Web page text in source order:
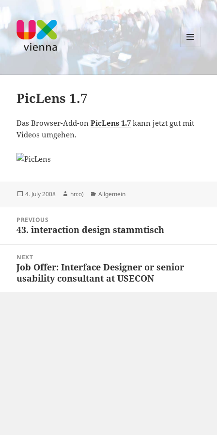
UXvienna
PicLens 1.7
Das Browser-Add-onPicLens 1.7 kann jetzt gut mit
Videos umgehen.
Posted
4. July 2008 Author
hn:o) Categories
Allgemein
navigation
PREVIOUS
Previous
43. interaction design stammtisch
NEXT
Next
post:
Job Offer: Interface Designer or senior
usability consultant at USECON